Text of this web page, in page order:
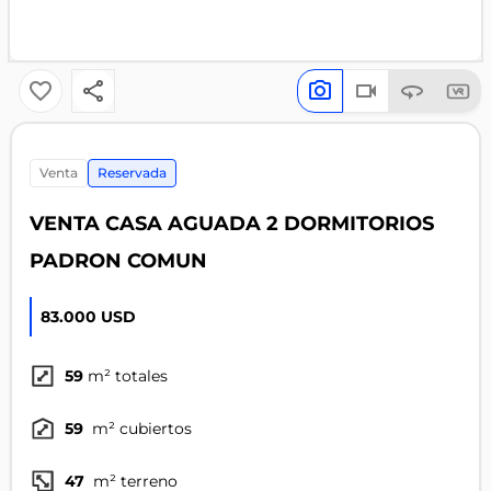
venta Reservada
VENTA CASA AGUADA 2 DORMITORIOS
PADRON COMUN
83.000 USD
59 m² totales
59 m² cubiertos
47 m² terreno